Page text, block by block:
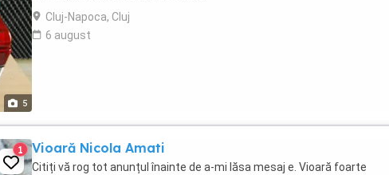
5
Cluj-Napoca, Cluj
6 august
1 Vioară Nicola Amati
Citiți vă rog tot anunțul înainte de a-mi lăsa mesaj e. Vioară foarte